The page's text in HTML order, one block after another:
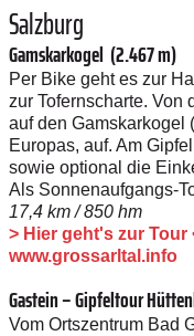
Salzburg
Gamskarkogel (2.467 m)
Per Bike geht es zur
zur Tofernscharte. Von
auf den Gamskarkogel
Europas, auf. Am
sowie optional die
Als Sonnenaufgangs-
17,4 km / 850 hm
> Hier geht's zur Tour
www.grossarltal.info
Gastein – Gipfeltour
Vom Ortszentrum Bad